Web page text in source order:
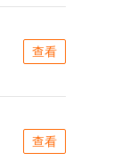
查看
查看